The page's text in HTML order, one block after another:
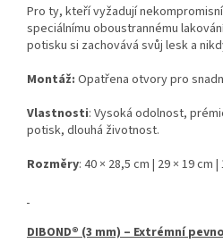
Pro ty, kteří vyžadují
speciálnímu oboustrannému
potisku si zachovává svůj lesk a
Montáž: Opatřena otvory pro
Vlastnosti: Vysoká odolnost,
potisk, dlouhá životnost.
Rozměry: 40 × 28,5 cm | 29 × 19 cm |
DIBOND® (3 mm) – Extrémní